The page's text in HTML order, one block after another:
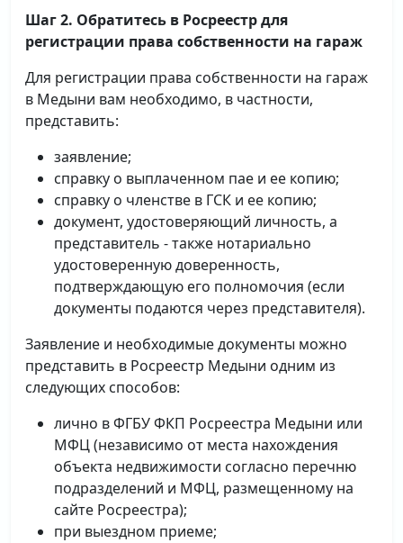
Шаг 2. Обратитесь в Росреестр для
регистрации права собственности на гараж
Для регистрации права собственности на гараж
в Медыни вам необходимо, в частности,
представить:
заявление;
справку о выплаченном пае и ее копию;
справку о членстве в ГСК и ее копию;
документ, удостоверяющий личность, а
представитель - также нотариально
удостоверенную доверенность,
подтверждающую его полномочия (если
документы подаются через представителя).
Заявление и необходимые документы можно
представить в Росреестр Медыни одним из
следующих способов:
лично в ФГБУ ФКП Росреестра Медыни или
МФЦ (независимо от места нахождения
объекта недвижимости согласно перечню
подразделений и МФЦ, размещенному на
сайте Росреестра);
при выездном приеме;